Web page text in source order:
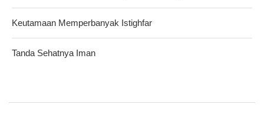
Keutamaan Memperbanyak Istighfar
Tanda Sehatnya Iman